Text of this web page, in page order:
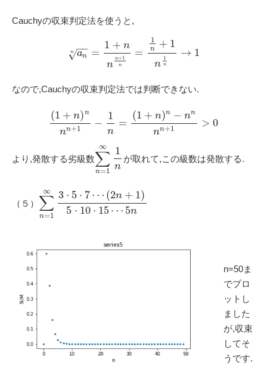
Cauchyの収束判定法を使うと,
an
−−
√
n =
1 + n
n
n+1
n
=
1
n + 1
n
1
n
→ 1
なので,Cauchyの収束判定法では判断できない.
(1 + n)n
nn+1 −
1
n
=
(1 + n)n − nn
nn+1 > 0
より,発散する劣級数∑
n=1
∞ 1
n
が取れて,この級数は発散する.
（５） ∑
n=1
∞ 3 ⋅ 5 ⋅ 7⋯ (2n + 1)
5 ⋅ 10 ⋅ 15 ⋯ 5n
n=50ま
でプロ
ットし
ました
が,収束
してそ
うです.